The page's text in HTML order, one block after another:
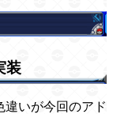
装
違いが今回のアド